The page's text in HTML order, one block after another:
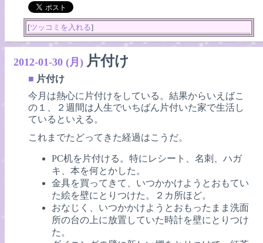
[ツッコミを入れる]
2012-01-30 (月) 片付け
■ 片付け
今月は熱心に片付けをしている。結果からいえばこ
の１、２週間は人生でいちばん片付いた家で生活し
ているといえる。
これまでたどってきた経過はこうだ。
PC机を片付ける。特にレシート、名刺、ハガ
キ、本を何とかした。
金具を買ってきて、いつかかけようとおもてい
た絵を壁にとりつけた。２カ所ほど。
おなじく、いつかかけようとおもったまま洗面
所の台の上に放置していた時計を壁にとりつけ
た。